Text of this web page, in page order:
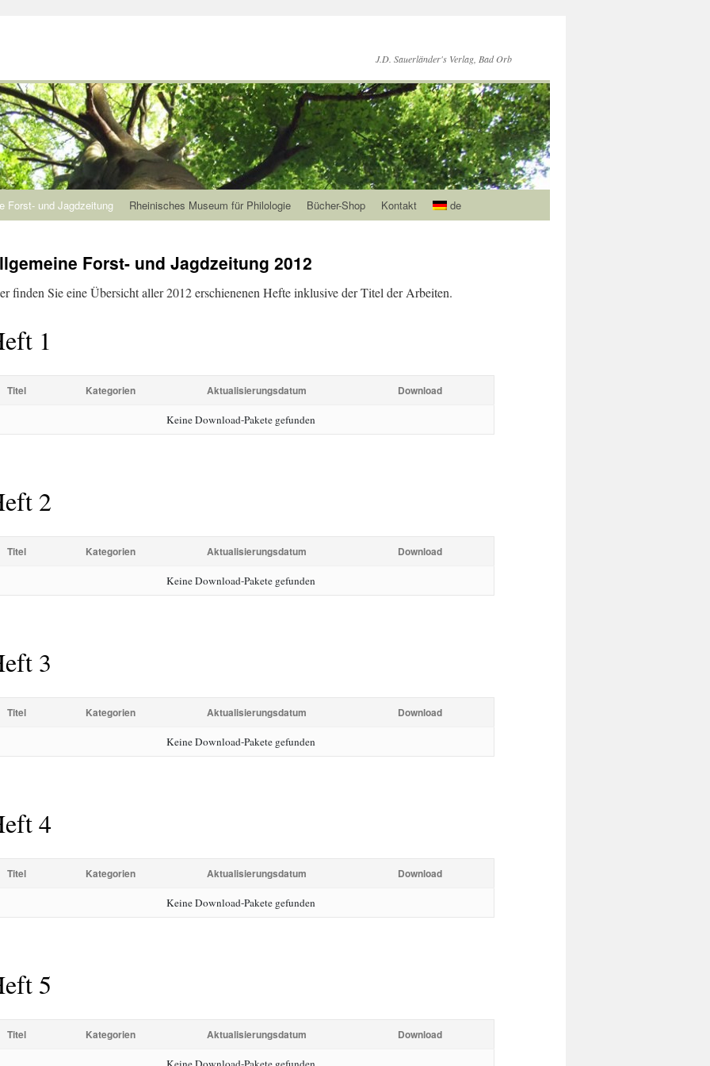
J.D. Sauerländer's Verlag, Bad Orb
Forst- und Jagdzeitung Rheinisches Museum für Philologie Bücher-Shop Kontakt de
Forst- und Jagdzeitung 2012
finden Sie eine Übersicht aller 2012 erschienenen Hefte inklusive der Titel der Arbeiten.
1
Titel Kategorien Aktualisierungsdatum Download
Keine Download-Pakete gefunden
2
Titel Kategorien Aktualisierungsdatum Download
Keine Download-Pakete gefunden
3
Titel Kategorien Aktualisierungsdatum Download
Keine Download-Pakete gefunden
4
Titel Kategorien Aktualisierungsdatum Download
Keine Download-Pakete gefunden
5
Titel Kategorien Aktualisierungsdatum Download